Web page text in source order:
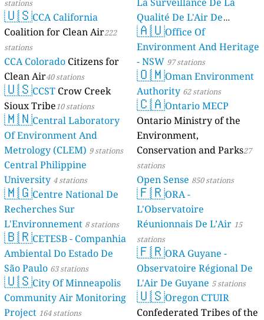
stations
🇺🇸CCA California
Coalition for Clean Air222
stations
CCA Colorado Citizens for
Clean Air40 stations
🇺🇸CCST Crow Creek
Sioux Tribe10 stations
🇲🇳Central Laboratory
Of Environment And
Metrology (CLEM) 9 stations
Central Philippine
University 4 stations
🇲🇬Centre National De
Recherches Sur
L'Environnement 8 stations
🇧🇷CETESB - Companhia
Ambiental Do Estado De
São Paulo 63 stations
🇺🇸City Of Minneapolis
Community Air Monitoring
Project 164 stations
Qualité De L'Air De
Mayotte 4 stations
🇦🇺Office Of
Environment And Heritage
- NSW 97 stations
🇴🇲Oman Environment
Authority 62 stations
🇨🇦Ontario MECP
Ontario Ministry of the
Environment,
Conservation and Parks27
stations
Open Sense 850 stations
🇫🇷ORA -
L'Observatoire
Réunionnais De L’Air 15
stations
🇫🇷ORA Guyane -
Observatoire Régional De
L'Air De Guyane 5 stations
🇺🇸Oregon CTUIR
Confederated Tribes of the